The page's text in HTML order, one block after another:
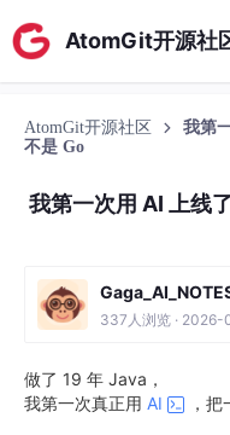
AtomGit开源社
AtomGit开源社区
我第
不是 Go
我第一次用 AI 上线
337人浏览 ·
做了 19 年 Java，
我第一次真正用 AI ，